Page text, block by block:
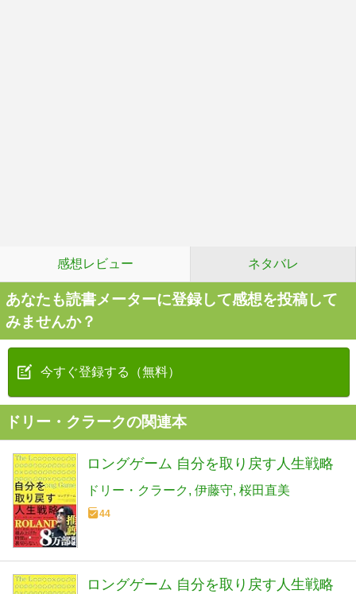
感想レビュー ネタバレ
あなたも読書メーターに登録して感想を投稿して
みませんか？
今すぐ登録する（無料）
ドリー・クラークの関連本
ロングゲーム 自分を取り戻す人生戦略
ドリー・クラーク 伊藤守 桜田直美
44
ロングゲーム 自分を取り戻す人生戦略